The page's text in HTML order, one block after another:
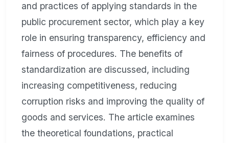
and practices of applying standards in the
public procurement sector, which play a key
role in ensuring transparency, efficiency and
fairness of procedures. The benefits of
standardization are discussed, including
increasing competitiveness, reducing
corruption risks and improving the quality of
goods and services. The article examines
the theoretical foundations, practical